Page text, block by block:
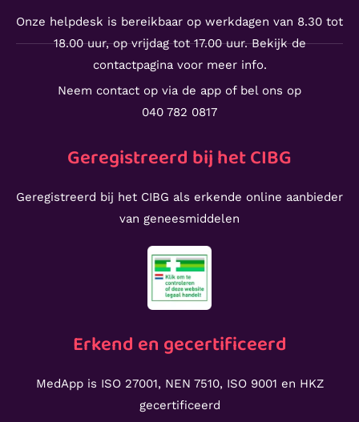
Onze helpdesk is bereikbaar op werkdagen van 8.30 tot
18.00 uur, op vrijdag tot 17.00 uur. Bekijk de
contactpagina voor meer info.
Neem contact op via de app of bel ons op
040 782 0817
Geregistreerd bij het CIBG
Geregistreerd bij het CIBG als erkende online aanbieder
van geneesmiddelen
Erkend en gecertificeerd
MedApp is ISO 27001, NEN 7510, ISO 9001 en HKZ
gecertificeerd